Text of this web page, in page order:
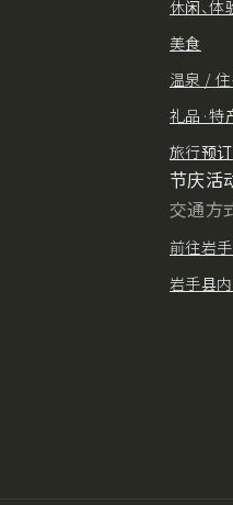
休闲、体
美食
温泉 /
礼品·特
旅行预订
节庆活
交通方
前往岩
岩手县